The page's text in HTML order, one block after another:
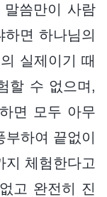
씀만이 사람
면 하나님의
실제이기 때
할 수 없으며,
면 모두 아무
부하여 끝없이
지 체험한다고
고 완전히 진